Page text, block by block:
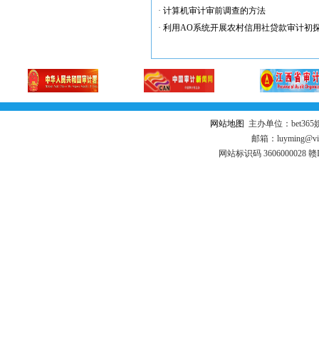
· 计算机审计审前调查的方法
· 利用AO系统开展农村信用社贷款审计初
网站地图
主办单位：
邮箱：
网站标识码 3606000028